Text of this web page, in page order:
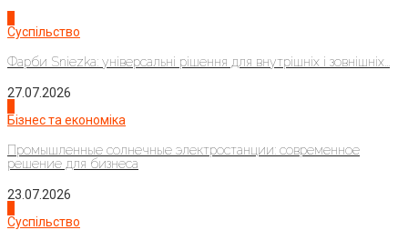
Суспільство
Фарби Sniezka: універсальні рішення для внутрішніх і зовнішніх...
27.07.2026
Бізнес та економіка
Промышленные солнечные электростанции: современное
решение для бизнеса
23.07.2026
Суспільство